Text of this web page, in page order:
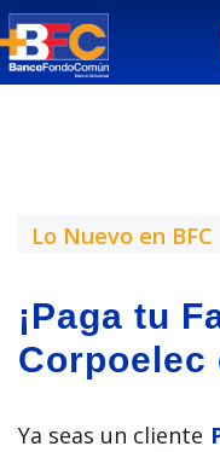
Lo Nuevo en BFC
¡Paga tu
Corpoelec
Ya seas un cliente